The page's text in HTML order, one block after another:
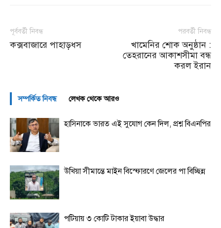
পূর্ববর্তী নিবন্ধ
কক্সবাজারে পাহাড়ধস
পরবর্তী নিবন্ধ
খামেনির শোক অনুষ্ঠান :
তেহরানের আকাশসীমা বন্ধ
করল ইরান
সম্পর্কিত নিবন্ধ লেখক থেকে আরও
হাসিনাকে ভারত এই সুযোগ কেন দিল, প্রশ্ন বিএনপির
উখিয়া সীমান্তে মাইন বিস্ফোরণে জেলের পা বিচ্ছিন্ন
পটিয়ায় ৩ কোটি টাকার ইয়াবা উদ্ধার